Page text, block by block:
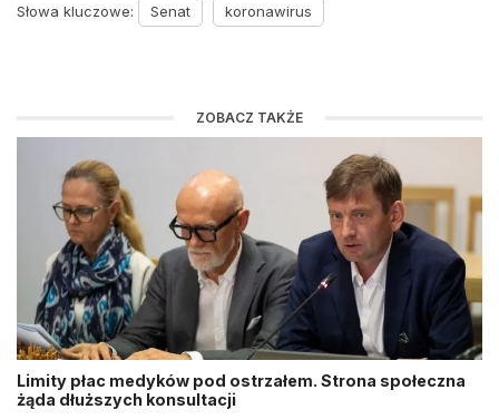
Słowa kluczowe: Senat koronawirus
ZOBACZ TAKŻE
Limity płac medyków pod ostrzałem. Strona społeczna
żąda dłuższych konsultacji